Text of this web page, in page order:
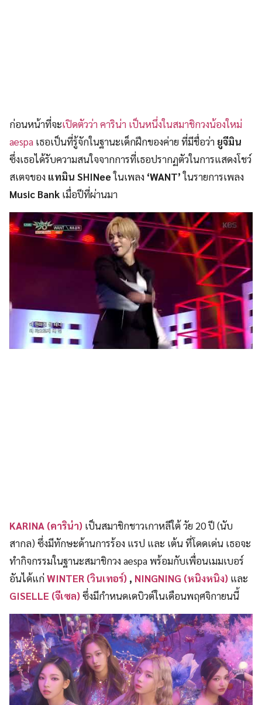
ก่อนหน้าที่จะเปิดตัวว่า คาริน่า เป็นหนึ่งในสมาชิกวงน้องใหม่
aespa เธอเป็นที่รู้จักในฐานะเด็กฝึกของค่าย ที่มีชื่อว่า ยูจีมิน
ซึ่งเธอได้รับความสนใจจากการที่เธอปรากฏตัวในการแสดงโชว์
สเตจของ แทมิน SHINeeในเพลง ‘WANT’ในรายการเพลง
Music Bank เมื่อปีที่ผ่านมา
KARINA (คาริน่า) เป็นสมาชิกชาวเกาหลีใต้ วัย 20 ปี (นับ
สากล) ซึ่งมีทักษะด้านการร้อง แรป และ เต้น ที่โดดเด่น เธอจะ
ทำกิจกรรมในฐานะสมาชิกวง aespa พร้อมกับเพื่อนเมมเบอร์
อันได้แก่WINTER (วินเทอร์) , NINGNING (หนิงหนิง) และ
GISELLE (จีเซล)ซึ่งมีกำหนดเดบิวต์ในเดือนพฤศจิกายนนี้